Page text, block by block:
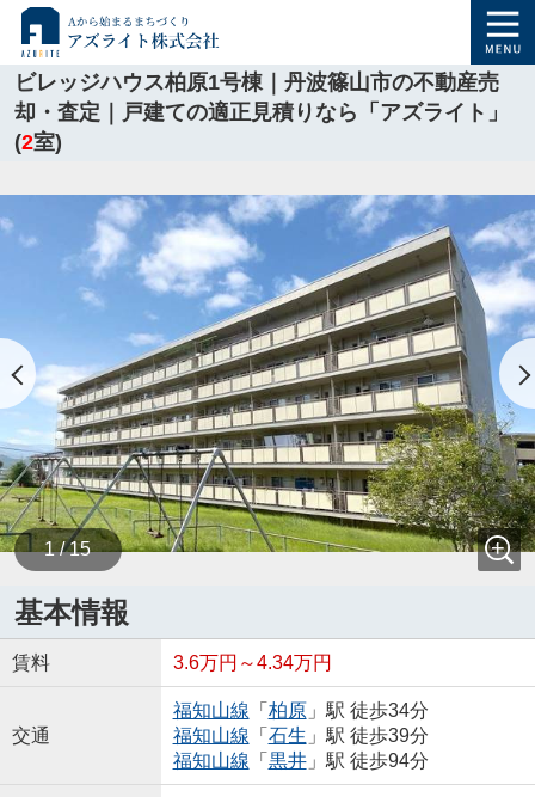
ビレッジハウス柏原1号棟｜丹波篠山市の不動産売
却・査定｜戸建ての適正見積りなら「アズライト」
(2室)
1 / 15
基本情報
賃料 3.6万円～4.34万円
交通
福知山線 「 柏原」駅 徒歩34分
福知山線 「 石生 」駅 徒歩39分
福知山線 「 黒井」駅 徒歩94分